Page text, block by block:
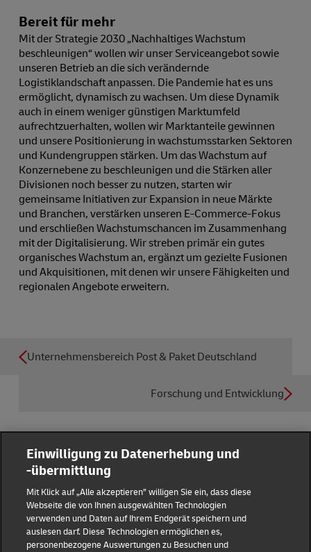
Bereit für mehr
Mit der Strategie 2030 „Nachhaltiges Wachstum
beschleunigen“ wollen wir unser Serviceangebot sowie
unseren Betrieb an die sich verändernde
Logistiklandschaft anpassen. Die Pandemie hat es uns
ermöglicht, dynamisch zu wachsen. Um diese Dynamik
auch in einem weniger günstigen Marktumfeld
aufrechtzuerhalten, wollen wir Marktanteile gewinnen
und unsere Positionierung in wachstumsstarken Sektoren
und Kundengruppen stärken. Um das Wachstum auf
Konzernebene zu beschleunigen und die Stärken aller
Divisionen noch besser zu nutzen, starten wir
gemeinsame Initiativen zur Expansion in neue Märkte
und Branchen, verstärken unseren E-Commerce-Fokus
und erschließen Wachstumschancen im Zusammenhang
mit der Digitalisierung. Wir streben primär ein gutes
organisches Wachstum an, ergänzt um gezielte Fusionen
und Akquisitionen, mit denen wir unsere Fähigkeiten und
regionalen Angebote erweitern.
Unternehmensbereich Post & Paket Deutschland
Forschung und Entwicklung
Reporting Hub
Impressum
Einwilligung zu Datenerhebung und
-übermittlung
Mit Klick auf „Alle akzeptieren” willigen Sie ein, dass diese
Webseite die von Ihnen ausgewählten Technologien
verwenden und Daten auf Ihrem Endgerät speichern und
auslesen darf. Diese Technologien ermöglichen es,
personenbezogene Auswertungen zu Besuchen und